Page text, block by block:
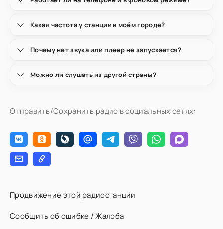
Какая частота у станции в моём городе?
Почему нет звука или плеер не запускается?
Можно ли слушать из другой страны?
Отправить/Сохранить радио в социальных сетях:
Продвижение этой радиостанции
Сообщить об ошибке / Жалоба